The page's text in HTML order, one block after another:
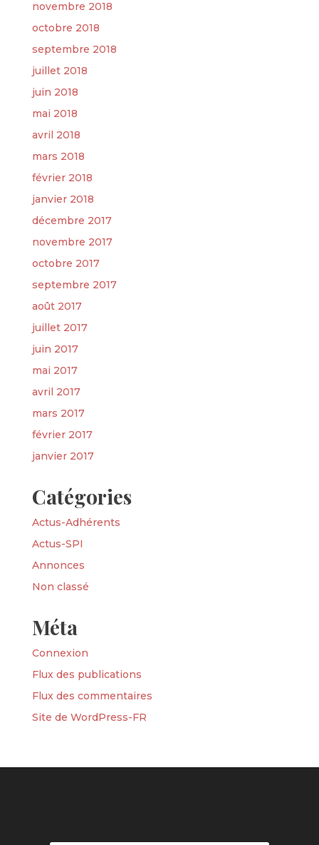
novembre 2018
octobre 2018
septembre 2018
juillet 2018
juin 2018
mai 2018
avril 2018
mars 2018
février 2018
janvier 2018
décembre 2017
novembre 2017
octobre 2017
septembre 2017
août 2017
juillet 2017
juin 2017
mai 2017
avril 2017
mars 2017
février 2017
janvier 2017
Catégories
Actus-Adhérents
Actus-SPI
Annonces
Non classé
Méta
Connexion
Flux des publications
Flux des commentaires
Site de WordPress-FR